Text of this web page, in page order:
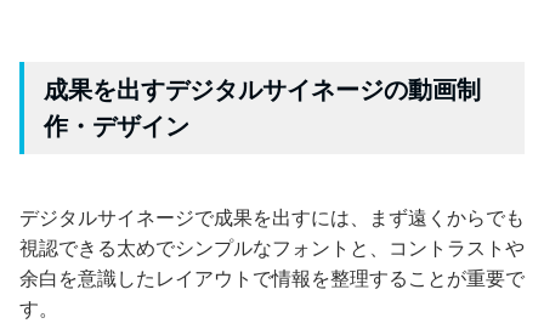
成果を出すデジタルサイネージの動画制
作・デザイン
デジタルサイネージで成果を出すには、まず遠くからでも
視認できる太めでシンプルなフォントと、コントラストや
余白を意識したレイアウトで情報を整理することが重要で
す。